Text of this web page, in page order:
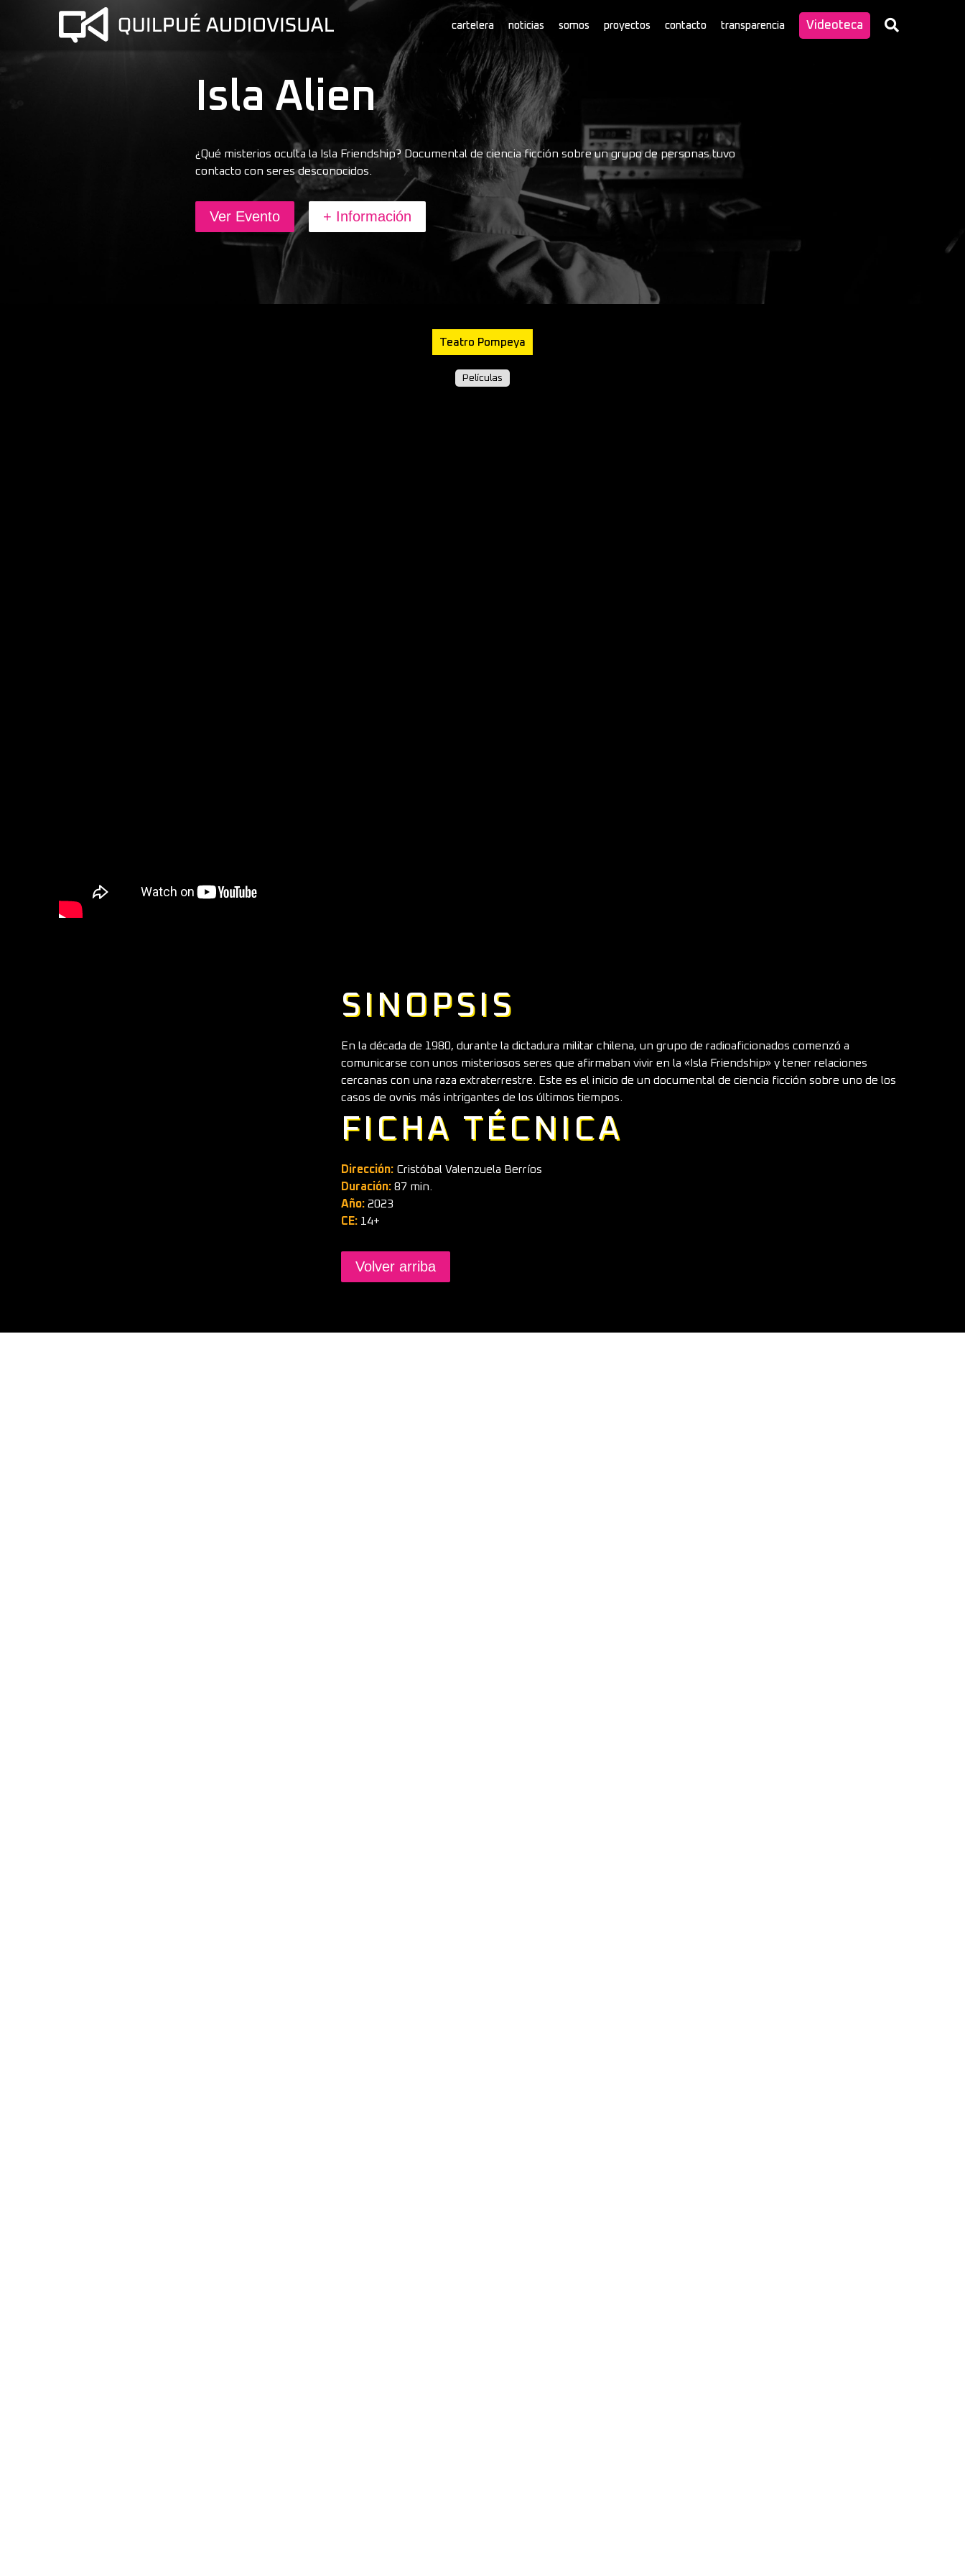
cartelera noticias somos proyectos contacto transparencia Videoteca
Isla Alien
¿Qué misterios oculta la Isla Friendship? Documental de ciencia ficción sobre un grupo de personas tuvo
contacto con seres desconocidos.
Ver Evento + Información
Teatro Pompeya
Películas
SINOPSIS
En la década de 1980, durante la dictadura militar chilena, un grupo de radioaficionados comenzó a
comunicarse con unos misteriosos seres que afirmaban vivir en la «Isla Friendship» y tener relaciones
cercanas con una raza extraterrestre. Este es el inicio de un documental de ciencia ficción sobre uno de los
casos de ovnis más intrigantes de los últimos tiempos.
FICHA TÉCNICA
Dirección: Cristóbal Valenzuela Berríos
Duración:87 min.
Año: 2023
CE: 14+
Volver arriba